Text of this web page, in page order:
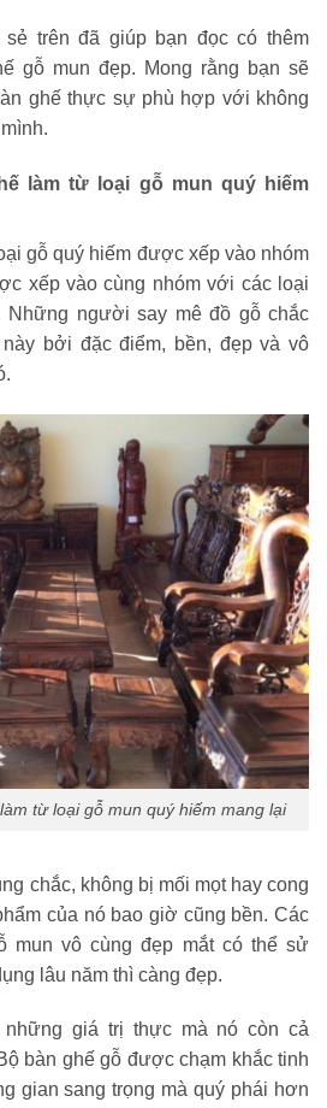
trên đã giúp bạn đọc có thêm
gỗ mun đẹp. Mong rằng bạn sẽ
ghế thực sự phù hợp với không
làm từ loại gỗ mun quý hiếm
gỗ quý hiếm được xếp vào nhóm
xếp vào cùng nhóm với các loại
Những người say mê đồ gỗ chắc
bởi đặc điểm, bền, đẹp và vô
từ loại gỗ mun quý hiếm mang lại
chắc, không bị mối mọt hay cong
của nó bao giờ cũng bền. Các
mun vô cùng đẹp mắt có thể sử
lâu năm thì càng đẹp.
những giá trị thực mà nó còn cả
bàn ghế gỗ được chạm khắc tinh
gian sang trọng mà quý phái hơn